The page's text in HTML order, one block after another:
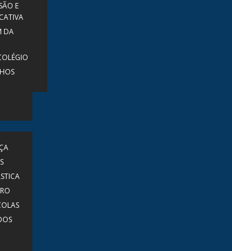
E
DA